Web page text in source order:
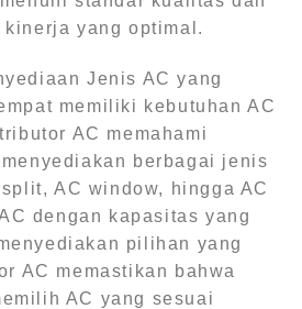
kinerja yang optimal.
Jenis AC yang
memiliki kebutuhan AC
AC memahami
berbagai jenis
AC window, hingga AC
dengan kapasitas yang
pilihan yang
AC memastikan bahwa
AC yang sesuai